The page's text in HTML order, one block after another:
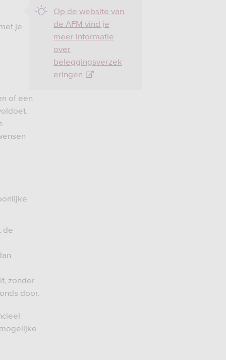
je
Op de website van
de AFM vind je
meer informatie
over
beleggingsverzek
eringen
of een
de
zonder
door.